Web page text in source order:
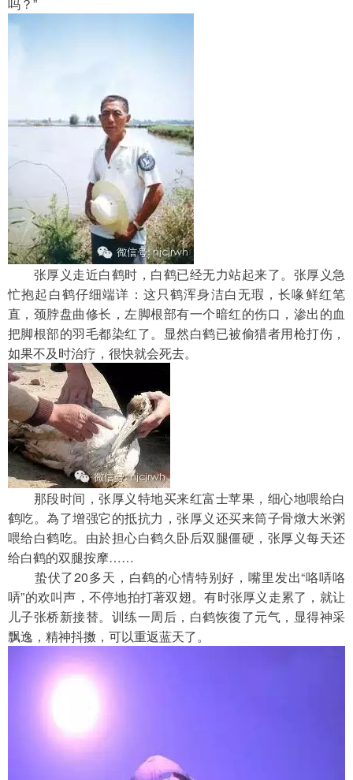
张厚义走近白鹤时，白鹤已经无力站起来了。张厚义急
忙抱起白鹤仔细端详：这只鹤浑身洁白无瑕，长喙鲜红笔
直，颈脖盘曲修长，左脚根部有一个暗红的伤口，渗出的血
把脚根部的羽毛都染红了。显然白鹤已被偷猎者用枪打伤，
如果不及时治疗，很快就会死去。
那段时间，张厚义特地买来红富士苹果，细心地喂给白
鹤吃。為了增强它的抵抗力，张厚义还买来筒子骨燉大米粥
喂给白鹤吃。由於担心白鹤久卧后双腿僵硬，张厚义每天还
给白鹤的双腿按摩……
蛰伏了20多天，白鹤的心情特别好，嘴里发出“咯哢咯
哢”的欢叫声，不停地拍打著双翅。有时张厚义走累了，就让
儿子张桥新接替。训练一周后，白鹤恢復了元气，显得神采
飘逸，精神抖擞，可以重返蓝天了。